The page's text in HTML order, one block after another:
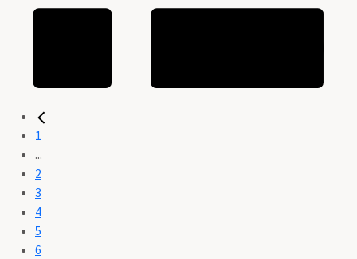
1
...
2
3
4
5
6